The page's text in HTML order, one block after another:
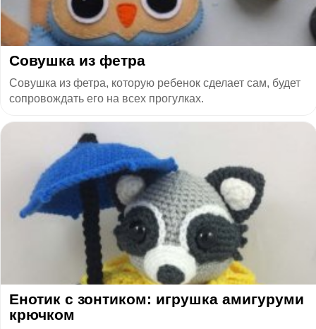
Совушка из фетра
Совушка из фетра, которую ребенок сделает сам, будет
сопровождать его на всех прогулках.
Енотик с зонтиком: игрушка амигуруми
крючком